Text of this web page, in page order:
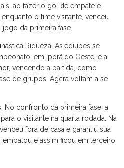
ao fazer o gol de empate e
o time visitante, venceu
da primeira fase.
Riqueza. As equipes se
em Iporã do Oeste, e a
vencendo a partida, como
de grupos. Agora voltam a se
No confronto da primeira fase, a
o visitante na quarta rodada. Na
fora de casa e garantiu sua
empatou e assim ficou em terceiro